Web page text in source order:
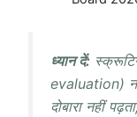
ध्यान दें:
evaluation)
दोबारा नहीं